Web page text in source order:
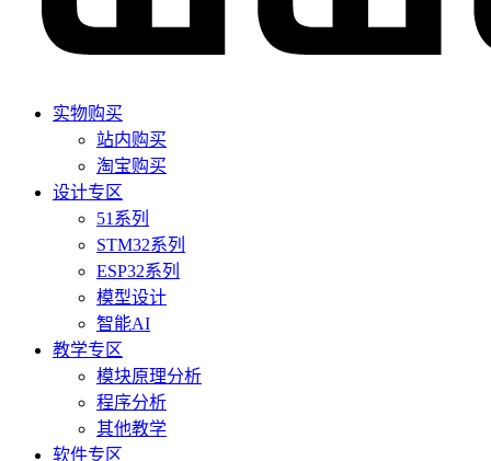
实物购买
站内购买
淘宝购买
设计专区
51系列
STM32系列
ESP32系列
模型设计
智能AI
教学专区
模块原理分析
程序分析
其他教学
软件专区